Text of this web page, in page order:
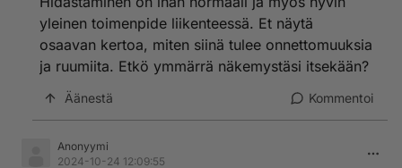
yleinen toimenpide liikenteessä. Et näytä
osaavan kertoa, miten siinä tulee onnettomuuksia
ja ruumiita. Etkö ymmärrä näkemystäsi itsekään?
Äänestä Kommentoi
Anonyymi
2024-10-24 12:09:55